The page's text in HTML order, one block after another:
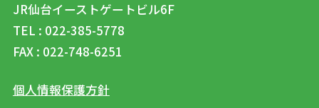
JR仙台イーストゲートビル6F
TEL : 022-385-5778
FAX : 022-748-6251
個人情報保護方針